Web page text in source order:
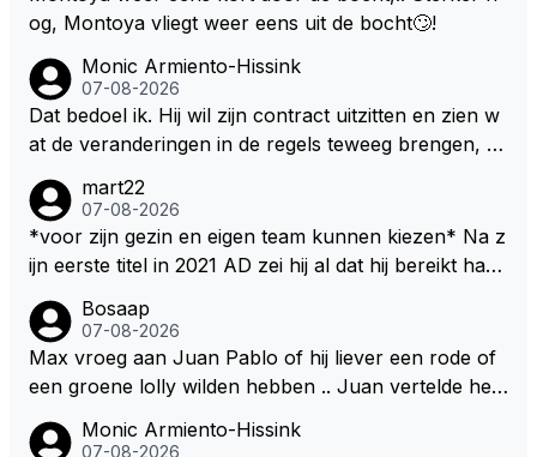
og, Montoya vliegt weer eens uit de bocht🙄!
Monic Armiento-Hissink
07-08-2026
Dat bedoel ik. Hij wil zijn contract uitzitten en zien w
at de veranderingen in de regels teweeg brengen, al
ijn eigen team te kiezen en zijn gezin. hij kan dan zelf
bepalen aan welke races hij mee wil doen en is ook
vaker thuis. Hij zit dan ook niet meer vast aan een c
ntract zou tekenen.
mart22
07-08-2026
*voor zijn gezin en eigen team kunnen kiezen* Na z
ijn eerste titel in 2021 AD zei hij al dat hij bereikt had
aarna nog komt bonus was. Ik denk dat hij dat meen
de en dat hij er nog steeds zo in staat. Nu telt voorn
amelijk het plezier hebben in wat hij doet nog als drij
Nu, met deze auto's??? Met deze regels???
Bosaap
07-08-2026
Max vroeg aan Juan Pablo of hij liever een rode of
een groene lolly wilden hebben .. Juan vertelde hem
het gretig likken aan zijn rode lolly hoorde Juan toc
Monic Armiento-Hissink
07-08-2026